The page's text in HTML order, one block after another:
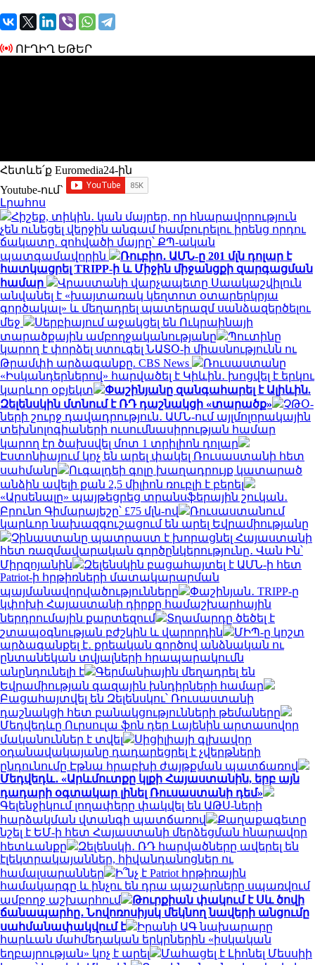
ՈՒՂԻՂ ԵԹԵՐ
Հետևե՛ք Euromedia24-ին
Youtube-ում`
Լրահոս
Հիշեք, տիկին․ կան մայրեր, որ հնարավորություն
չեն ունեցել վերջին անգամ համբուրելու իրենց որդու
ճակատը. զոհվածի մայրը՝ ՔՊ-ական
պատգամավորին
Ռուբիո․ ԱՄՆ-ը 201 մլն դոլար է
հատկացրել TRIPP-ի և Միջին միջանցքի զարգացման
համար
Վրաստանի վարչապետը Սաակաշվիլուն
անվանել է «խայտառակ կեղտոտ օտարերկրյա
գործակալ» և մեղադրել պատերազմ սանձազերծելու
մեջ
Սերբիայում աջակցել են Ուկրաինայի
տարածքային ամբողջականությանը
Պուտինը
կարող է փորձել ստուգել ՆԱՏՕ-ի միասնությունն ու
Թրամփի արձագանքը. CBS News
Ռուսաստանը
«Իսկանդերներով» հարվածել է Կիևին․ խոցվել է երկու
կարևոր օբյեկտ
Փաշինյանը զանգահարել է Ալիևին.
Զելենսկին մտնում է ՌԴ դաշնակցի «տարածք»
ՉԹՕ-
ների շուրջ դավադրություն․ ԱՄՆ-ում այլմոլորակային
տեխնոլոգիաների ուսումնասիրության համար
կարող էր ծախսվել մոտ 1 տրիլիոն դոլար
Էստոնիայում կոչ են արել փակել Ռուսաստանի հետ
սահմանը
Ուգալդեի գոլը խաղադրույք կատարած
անձին ավելի քան 2,5 միլիոն ռուբլի է բերել
«Արսենալը» պայթեցրեց տրանսֆերային շուկան․
Բրունո Գիմարայեշը՝ £75 մլն-ով
Ռուսաստանում
կարևոր նախազգուշացում են արել Եվրամիությանը
Չինաստանը պատրաստ է խորացնել Հայաստանի
հետ ռազմավարական գործընկերությունը․ Վան Ին՝
Միրզոյանին
Զելենսկին բացահայտել է ԱՄՆ-ի հետ
Patriot-ի հրթիռների մատակարարման
պայմանավորվածությունները
Փաշինյան․ TRIPP-ը
կփոխի Հայաստանի դիրքը համաշխարհային
ներդրումային քարտեզում
Տղամարդը ծեծել է
շտապօգնության բժշկին և վարորդին
ՄԻՊ-ը կոշտ
արձագանքել է․ քրեական գործով անձնական ու
ընտանեկան տվյալների հրապարակումն
անընդունելի է
Գերմանիային մեղադրել են
Եվրամիության գազային խնդիրների համար
Բացահայտվել են Զելենսկու՝ Ռուսաստանի
դաշնակցի հետ բանակցությունների թեմաները
Մեդվեդևը Ուրսուլա ֆոն դեր Լայենին արտասովոր
մականուններ է տվել
Սիցիլիայի գլխավոր
օդանավակայանը դադարեցրել է չվերթների
ընդունումը Էթնա հրաբխի ժայթքման պատճառով
Մեդվեդև․ «Արևմուտքը կլքի Հայաստանին, երբ այն
դադարի օգտակար լինել Ռուսաստանի դեմ»
Գելենջիկում լողափերը փակվել են ԱԹՍ-ների
հարձակման վտանգի պատճառով
Քաղաքագետը
նշել է ԵՄ-ի հետ Հայաստանի մերձեցման հնարավոր
հետևանքը
Զելենսկի․ ՌԴ հարվածները ավերել են
էլեկտրակայաններ, հիվանդանոցներ ու
համալսարաններ
Ի՞նչ է Patriot հրթիռային
համակարգը և ինչու են դրա պաշարները սպառվում
ամբողջ աշխարհում
Թուրքիան փակում է Սև ծովի
ճանապարհը․ Նովոռոսիյսկ մեկնող նավերի անցումը
սահմանափակվում է
Իրանի ԱԳ նախարարը
հարևան մահմեդական երկրներին «իսկական
եղբայրության» կոչ է արել
Մահացել է Լիոնել Մեսսիի